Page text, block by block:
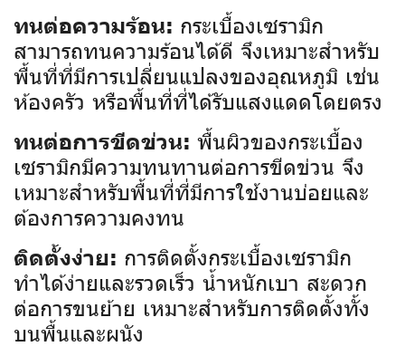
ทนต่อความร้อน: กระเบื้องเซรามิก
สามารถทนความร้อนได้ดี จึงเหมาะสำหรับ
พื้นที่ที่มีการเปลี่ยนแปลงของอุณหภูมิ เช่น
ห้องครัว หรือพื้นที่ที่ได้รับแสงแดดโดยตรง
ทนต่อการขีดข่วน: พื้นผิวของกระเบื้อง
เซรามิกมีความทนทานต่อการขีดข่วน จึง
เหมาะสำหรับพื้นที่ที่มีการใช้งานบ่อยและ
ต้องการความคงทน
ติดตั้งง่าย: การติดตั้งกระเบื้องเซรามิก
ทำได้ง่ายและรวดเร็ว น้ำหนักเบา สะดวก
ต่อการขนย้าย เหมาะสำหรับการติดตั้งทั้ง
บนพื้นและผนัง